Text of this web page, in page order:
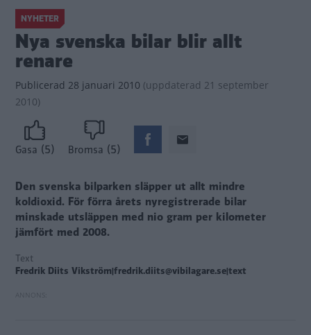
NYHETER
Nya svenska bilar blir allt
renare
Publicerad 28 januari 2010 (uppdaterad 21 september
2010)
Gasa (5) Bromsa (5)
Den svenska bilparken släpper ut allt mindre
koldioxid. För förra årets nyregistrerade bilar
minskade utsläppen med nio gram per kilometer
jämfört med 2008.
Text
Fredrik Diits Vikström|fredrik.diits@vibilagare.se|text